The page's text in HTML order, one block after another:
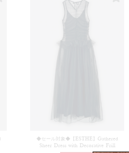
◆セール対象◆【ESTHE】Gathered
Sheer Dress with Decorative Frill